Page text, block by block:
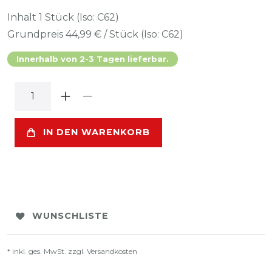
Inhalt 1 Stück (Iso: C62)
Grundpreis 44,99 € / Stück (Iso: C62)
Innerhalb von 2-3 Tagen lieferbar.
IN DEN WARENKORB
WUNSCHLISTE
* inkl. ges. MwSt. zzgl. Versandkosten